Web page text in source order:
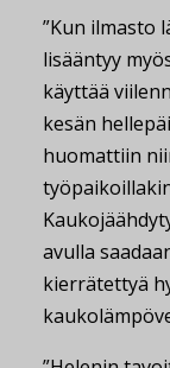
”Kun ilmasto
lisääntyy
käyttää
kesän
huomattiin
avulla
kierrätettyä